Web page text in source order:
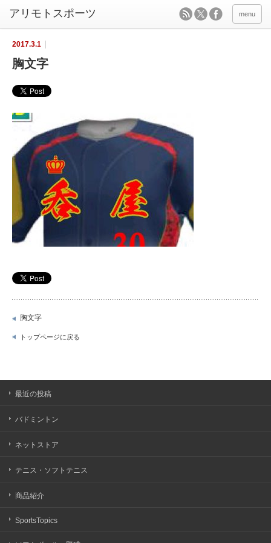
menu
2017.3.1
胸文字
胸文字
トップページに戻る
最近の投稿
バドミントン
ネットストア
テニス・ソフトテニス
商品紹介
SportsTopics